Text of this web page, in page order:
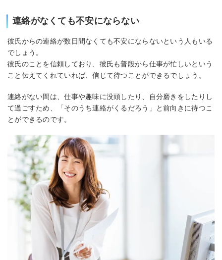
連絡がなくても不安にならない
彼氏からの連絡が数日間なくても不安にならないという人もいる
でしょう。
彼氏のことを信頼しており、彼氏も普段から仕事が忙しいという
こと伝えてくれていれば、信じて待つことができるでしょう。
連絡がない間は、仕事や趣味に没頭したり、自分磨きをしたりし
て過ごすため、「そのうち連絡がくるだろう」と前向きに待つこ
とができるのです。